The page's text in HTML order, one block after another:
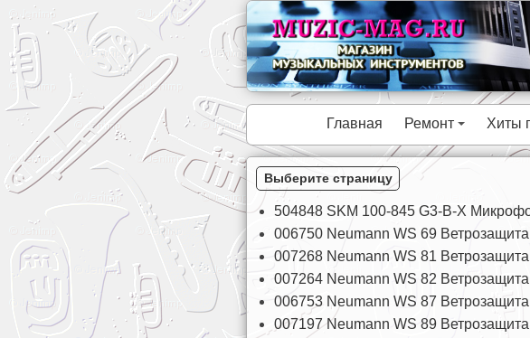
Главная Ремонт Хиты
Выберите страницу
504848 SKM 100-845 G3-B-X
006750 Neumann WS 69
007268 Neumann WS 81
007264 Neumann WS 82
006753 Neumann WS 87
007197 Neumann WS 89